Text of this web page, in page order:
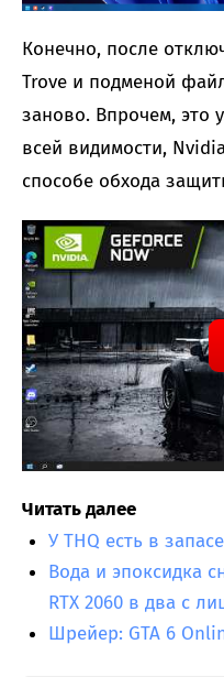
Конечно, после
Trove и подменой
заново. Впрочем, это
всей видимости,
способе обхода
Читать далее
У THQ есть в
Вода и эпоксидка
RTX 2060 в два с
Шрейер: GTA 6